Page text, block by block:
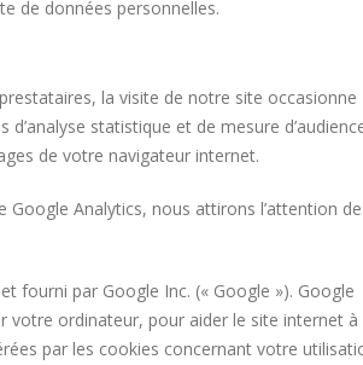
de données personnelles.
la visite de notre site occasionne
statistique et de mesure
de votre navigateur internet.
Google Analytics, nous attirons l’attention de
fourni par Google Inc. (« Google »). Google
votre ordinateur, pour aider le site internet à
par les cookies concernant votre